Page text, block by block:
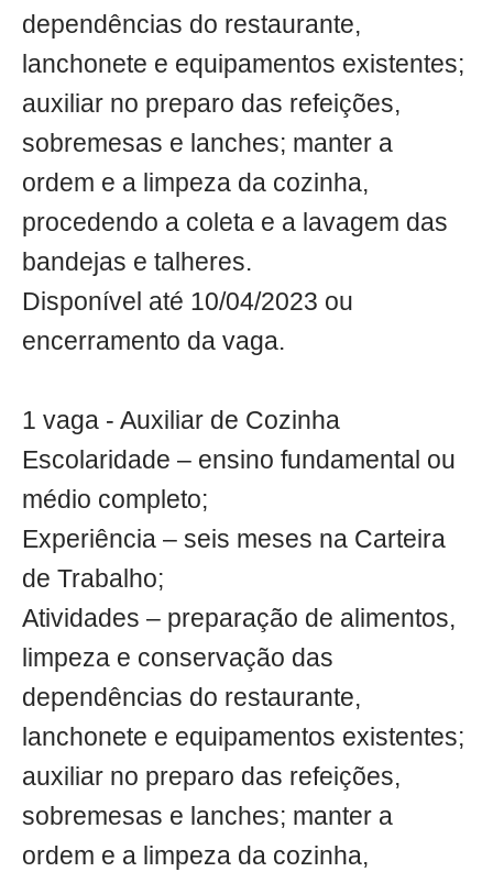
dependências do restaurante,
lanchonete e equipamentos existentes;
auxiliar no preparo das refeições,
sobremesas e lanches; manter a
ordem e a limpeza da cozinha,
procedendo a coleta e a lavagem das
bandejas e talheres.
Disponível até 10/04/2023 ou
encerramento da vaga.
1 vaga - Auxiliar de Cozinha
Escolaridade – ensino fundamental ou
médio completo;
Experiência – seis meses na Carteira
de Trabalho;
Atividades – preparação de alimentos,
limpeza e conservação das
dependências do restaurante,
lanchonete e equipamentos existentes;
auxiliar no preparo das refeições,
sobremesas e lanches; manter a
ordem e a limpeza da cozinha,